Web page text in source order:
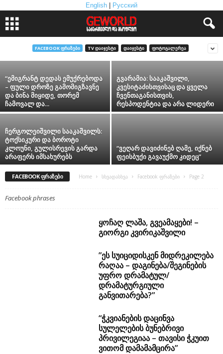
English Русский
FACEBOOK ᲤᲠᲐᲖᲔᲑᲘ TV ᲓᲐᲘᲯᲔᲡᲢᲘ ᲓᲐᲘᲯᲔᲡᲢᲘ ᲤᲝᲢᲝᲒᲐᲚᲔᲠᲔᲐ
7 ოპერაციის შემდეგ 5 წლის ჯილა სახლში
მიდის – გუგა ქაშიბაძის ემოციური პოსტი
“ემიგრანტ დედას ემუქრებოდა
– ფული დროზე გამომიგზავნე
და ბინა მიყიდე, თორემ
ჩამოვალ და...
გვარამია: სააკაშვილი,
კვესიტაძისთვისაც და ყველა
ჩვენთაგანისთვის,
რესპოდენტია და არა ლიდერი
ჩერგოლეიშვილი სააკაშვილს:
ტოქსიკური და ბოროტი
კლოუნი, გულისრევის გარდა
არაფერს იმსახურებს
“ვეღარ დავიძინებ ღამე, იქნებ
ფეისბუქი გავაუქმო კიდეც”
FACEBOOK ᲤᲠᲐᲖᲔᲑᲘ Home სხვადასხვა Facebook ფრაზები Page 2
Facebook phrases
ყოჩაღ ლაშა, გვეამაყები! –
გიორგი კვირიკაშვილი
”ეს სუიციდისკენ მიდრეკილება
რაღაა – დაგინება/შეგინების
უფრო დრამატულ/
დრამატურგიული
განვითარება?”
“ჭკვიანების დაცინვა
სულელების ბუნებრივი
პრივილეგიაა – თავისი ჭკუით
ვითომ დამამამცირა”